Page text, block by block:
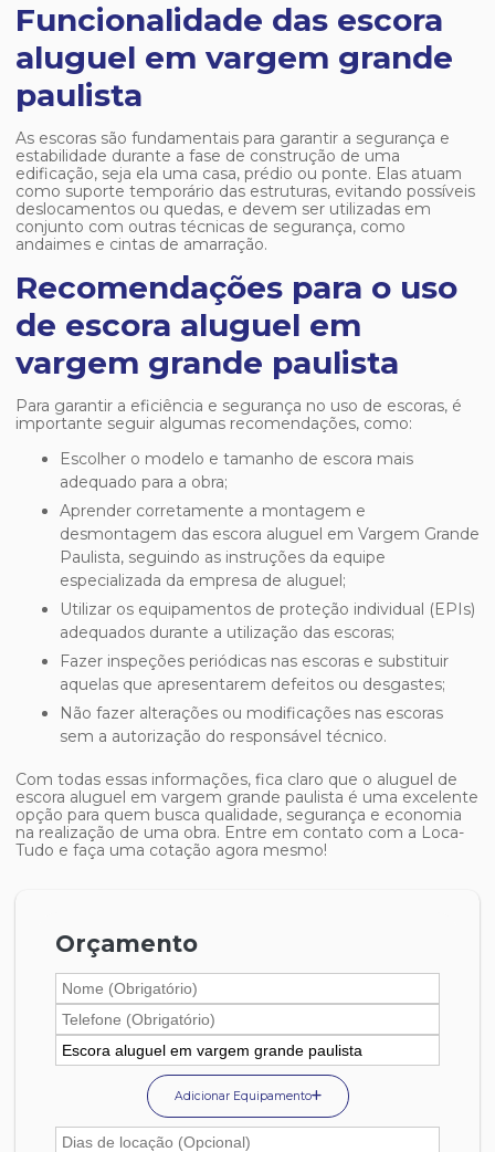
Funcionalidade das escora
aluguel em vargem grande
paulista
As escoras são fundamentais para garantir a segurança e
estabilidade durante a fase de construção de uma
edificação, seja ela uma casa, prédio ou ponte. Elas atuam
como suporte temporário das estruturas, evitando possíveis
deslocamentos ou quedas, e devem ser utilizadas em
conjunto com outras técnicas de segurança, como
andaimes e cintas de amarração.
Recomendações para o uso
de escora aluguel em
vargem grande paulista
Para garantir a eficiência e segurança no uso de escoras, é
importante seguir algumas recomendações, como:
Escolher o modelo e tamanho de escora mais
adequado para a obra;
Aprender corretamente a montagem e
desmontagem das escora aluguel em Vargem Grande
Paulista, seguindo as instruções da equipe
especializada da empresa de aluguel;
Utilizar os equipamentos de proteção individual (EPIs)
adequados durante a utilização das escoras;
Fazer inspeções periódicas nas escoras e substituir
aquelas que apresentarem defeitos ou desgastes;
Não fazer alterações ou modificações nas escoras
sem a autorização do responsável técnico.
Com todas essas informações, fica claro que o aluguel de
escora aluguel em vargem grande paulista é uma excelente
opção para quem busca qualidade, segurança e economia
na realização de uma obra. Entre em contato com a Loca-
Tudo e faça uma cotação agora mesmo!
Orçamento
Adicionar Equipamento